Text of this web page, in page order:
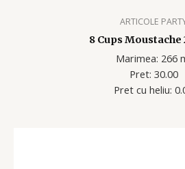
ARTICOLE
8 Cups Moustache
Marimea: 266
Pret: 30.00
Pret cu heliu: